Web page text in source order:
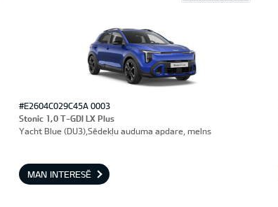
#E2604C029C45A 0003
Stonic 1,0 T-GDI LX Plus
Yacht Blue (DU3),Sēdekļu auduma apdare, melns
MAN INTERESĒ